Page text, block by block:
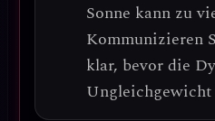
Sonne kann zu
Kommunizieren
klar, bevor die